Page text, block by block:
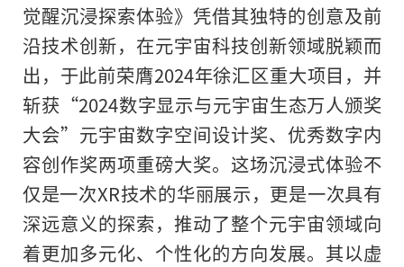
觉醒沉浸探索体验》凭借其独特的创意及前
沿技术创新，在元宇宙科技创新领域脱颖而
出，于此前荣膺2024年徐汇区重大项目，并
斩获“2024数字显示与元宇宙生态万人颁奖
大会”元宇宙数字空间设计奖、优秀数字内
容创作奖两项重磅大奖。这场沉浸式体验不
仅是一次XR技术的华丽展示，更是一次具有
深远意义的探索，推动了整个元宇宙领域向
着更加多元化、个性化的方向发展。其以虚